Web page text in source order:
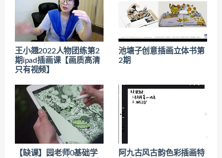
王小翘2022人物团练第2
期ipad插画课【画质高清
只有视频】
池塘子创意插画立体书第
2期
【缺课】园老师0基础学
阿九古风古韵色彩插画特